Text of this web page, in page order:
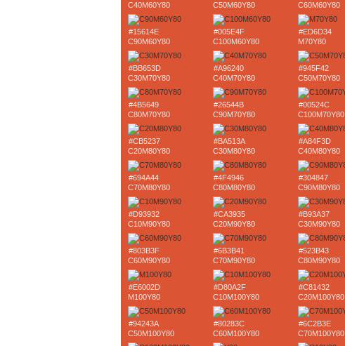
C40M60Y80
C50M60Y80
C60M60Y80
#15614E
C90M60Y80
#005E4F
C100M60Y80
#ED6D34
M70Y80
#BB653D
C30M70Y80
#A96240
C40M70Y80
#945F42
C50M70Y80
#4B5649
C80M70Y80
#26544B
C90M70Y80
#00524C
C100M70Y80
#CB5237
C20M80Y80
#BA513A
C30M80Y80
#A84F3D
C40M80Y80
#694A44
C70M80Y80
#4F4946
C80M80Y80
#304847
C90M80Y80
#D93932
C10M90Y80
#CA3935
C20M90Y80
#B93A37
C30M90Y80
#803B3F
C60M90Y80
#6B3B41
C70M90Y80
#523B43
C80M90Y80
#E6002D
M100Y80
#D80A2F
C10M100Y80
#C81432
C20M100Y80
#94243A
C50M100Y80
#80283C
C60M100Y80
#6C2B3E
C70M100Y80